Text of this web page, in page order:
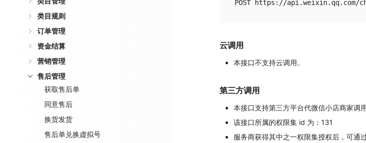
类目规则
订单管理
资金结算
营销管理
售后管理
获取售后单
同意售后
换货发货
售后单兑换虚拟号
云调用
本接口不支持云调用。
第三方调用
本接口支持第三方平台代微信小店商家调用
该接口所属的权限集 id 为：131
服务商获得其中之一权限集授权后，可通